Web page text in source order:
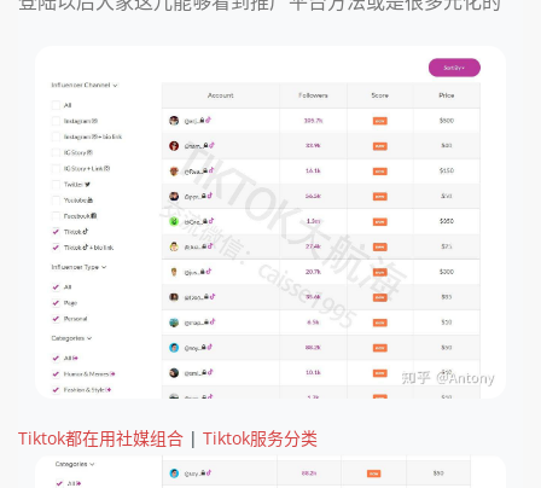
Tiktok都在用社媒组合 | Tiktok服务分类